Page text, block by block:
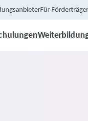
Für Förderträger